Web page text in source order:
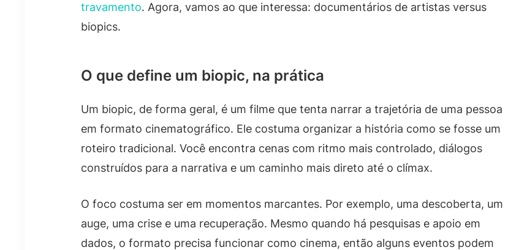
travamento. Agora, vamos ao que interessa: documentários de artistas versus
biopics.
O que define um biopic, na prática
Um biopic, de forma geral, é um filme que tenta narrar a trajetória de uma pessoa
em formato cinematográfico. Ele costuma organizar a história como se fosse um
roteiro tradicional. Você encontra cenas com ritmo mais controlado, diálogos
construídos para a narrativa e um caminho mais direto até o clímax.
O foco costuma ser em momentos marcantes. Por exemplo, uma descoberta, um
auge, uma crise e uma recuperação. Mesmo quando há pesquisas e apoio em
dados, o formato precisa funcionar como cinema, então alguns eventos podem